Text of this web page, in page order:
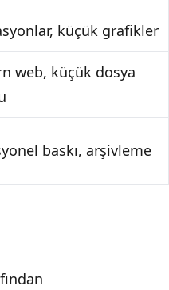
küçük grafikler
web, küçük dosya
baskı, arşivleme